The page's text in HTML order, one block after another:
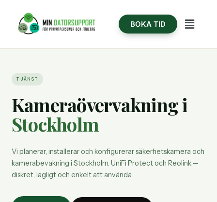
innehåll
Meny
BOKA TID
TJÄNST
Kameraövervakning i
Stockholm
Vi planerar, installerar och konfigurerar säkerhetskamera och
kamerabevakning i Stockholm. UniFi Protect och Reolink —
diskret, lagligt och enkelt att använda.